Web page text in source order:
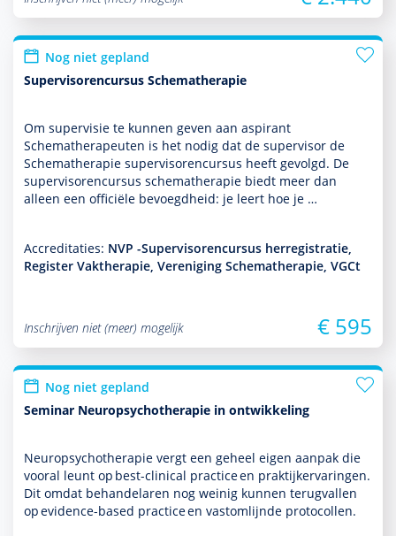
Nog niet gepland
Supervisorencursus Schematherapie
Om super­visie te kunnen geven aan aspirant
Schemathera­peuten is het nodig dat de super­visor de
Schemathera­pie super­visorencursus heeft gevolgd. De
super­visorencursus schemathera­pie biedt meer dan
alleen een officiële bevoegdheid: je leert hoe je …
Accreditaties: NVP -Supervisorencursus herregistratie,
Register Vaktherapie, Vereniging Schematherapie, VGCt
Inschrijven niet (meer) mogelijk € 595
Nog niet gepland
Seminar Neuropsychotherapie in ontwikkeling
Neuropsycho­thera­pie vergt een geheel eigen aanpak die
vooral leunt op best-clinical practice en prak­tijkervaringen.
Dit omdat behan­delaren nog weinig kunnen terugvallen
op evidence-based practice en vastomlijnde protocollen.